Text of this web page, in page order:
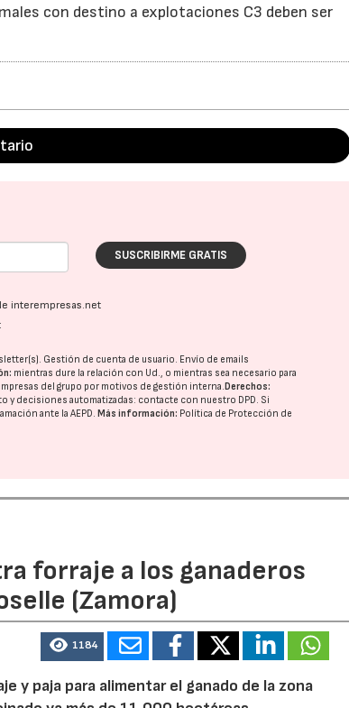
con destino a explotaciones C3 deben ser
SUSCRIBIRME GRATIS
interempresas.net
Gestión de cuenta de usuario. Envío de emails
mientras dure la relación con Ud., o mientras sea necesario para
del grupo por motivos de gestión interna.Derechos:
y decisiones automatizadas: contacte con nuestro DPD. Si
ante laAEPD.Más información: Política de Protección de
forraje a los ganaderos
(Zamora)
1184
y paja para alimentar el ganado de la zona